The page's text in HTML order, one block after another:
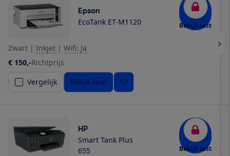
Epson
EcoTank ET-M1120 Bekijk test
Zwart | Inkjet | Wifi: Ja
€ 150,-Richtprijs
Vergelijk
Bekijk snel
HP
Smart Tank Plus
655
Bekijk test